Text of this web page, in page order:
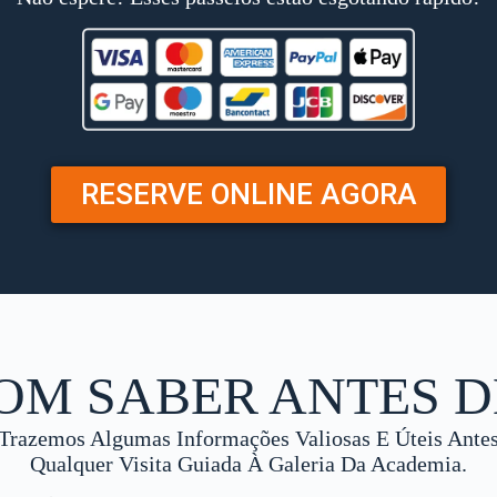
RESERVE ONLINE AGORA
SABER ANTES
Algumas Informações Valiosas E Úteis Antes
Qualquer Visita Guiada À Galeria Da Academia.